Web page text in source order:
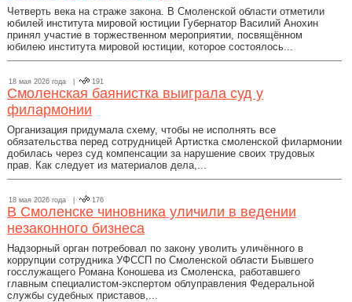
Четверть века на страже закона. В Смоленской области отметили
юбилей института мировой юстиции Губернатор Василий Анохин
принял участие в торжественном мероприятии, посвящённом
юбилею института мировой юстиции, которое состоялось...
18 мая 2026 года | 191
Смоленская баянистка выиграла суд у
филармонии
Организация придумала схему, чтобы не исполнять все
обязательства перед сотрудницей Артистка смоленской филармонии
добилась через суд компенсации за нарушение своих трудовых
прав. Как следует из материалов дела,...
18 мая 2026 года | 176
В Смоленске чиновника уличили в ведении
незаконного бизнеса
Надзорный орган потребовал по закону уволить уличённого в
коррупции сотрудника УФССП по Смоленской области Бывшего
госслужащего Романа Коношева из Смоленска, работавшего
главным специалистом-экспертом облуправления Федеральной
службы судебных приставов,...